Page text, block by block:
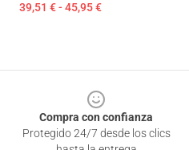
39,51 € - 45,95 €
Compra con confianza
Protegido 24/7 desde los clics